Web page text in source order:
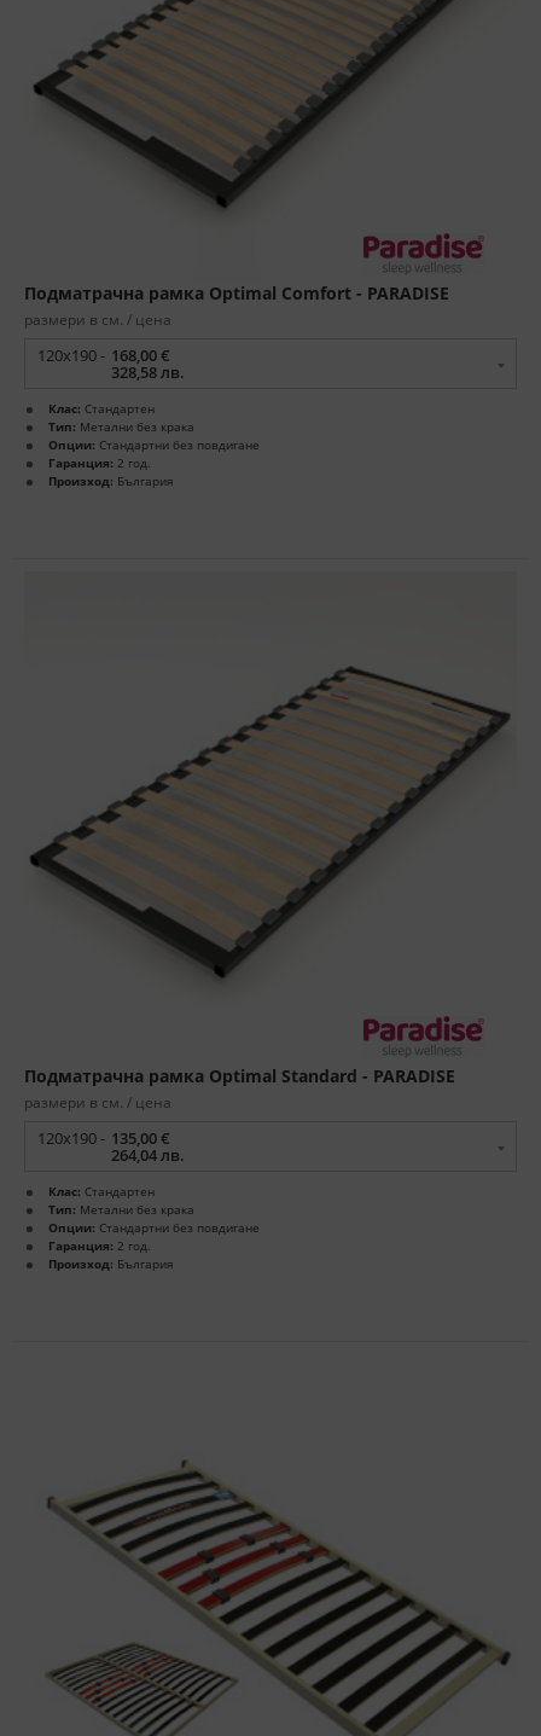
Подматрачна рамка Optimal Comfort - PARADISE
размери в см. / цена
120x190 - 168,00 €
328,58 лв.
Клас: Стандартен
Тип: Метални без крака
Опции: Стандартни без повдигане
Гаранция: 2 год.
Произход: България
Подматрачна рамка Optimal Standard - PARADISE
размери в см. / цена
120x190 - 135,00 €
264,04 лв.
Клас: Стандартен
Тип: Метални без крака
Опции: Стандартни без повдигане
Гаранция: 2 год.
Произход: България